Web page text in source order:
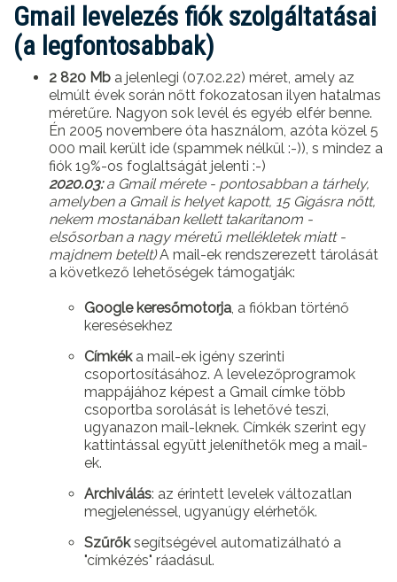
Gmail levelezés fiók szolgáltatásai
(a legfontosabbak)
2 820 Mb a jelenlegi (07.02.22) méret, amely az
elmúlt évek során nőtt fokozatosan ilyen hatalmas
méretűre. Nagyon sok levél és egyéb elfér benne.
Én 2005 novembere óta használom, azóta közel 5
000 mail került ide (spammek nélkül :-)), s mindez a
fiók 19%-os foglaltságát jelenti :-)
2020.03:a Gmail mérete - pontosabban a tárhely,
amelyben a Gmail is helyet kapott, 15 Gigásra nőtt,
nekem mostanában kellett takarítanom -
elsősorban a nagy méretű mellékletek miatt -
majdnem betelt)A mail-ek rendszerezett tárolását
a következő lehetőségek támogatják:
Google keresőmotorja, a fiókban történő
keresésekhez
Címkéka mail-ek igény szerinti
csoportosításához. A levelezőprogramok
mappájához képest a Gmail címke több
csoportba sorolását is lehetővé teszi,
ugyanazon mail-leknek. Címkék szerint egy
kattintással együtt jeleníthetők meg a mail-
ek.
Archiválás: az érintett levelek változatlan
megjelenéssel, ugyanúgy elérhetők.
Szűrőksegítségével automatizálható a
"címkézés" ráadásul.